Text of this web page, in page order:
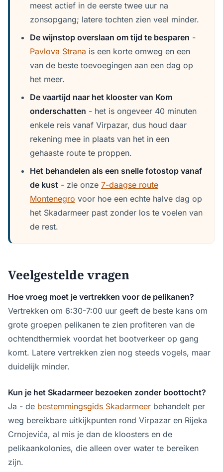
meest actief in de eerste twee uur na
zonsopgang; latere tochten zien veel minder.
De wijnstop overslaan om tijd te besparen -
Pavlova Strana is een korte omweg en een
van de beste toevoegingen aan een dag op
het meer.
De vaartijd naar het klooster van Kom
onderschatten - het is ongeveer 40 minuten
enkele reis vanaf Virpazar, dus houd daar
rekening mee in plaats van het in een
gehaaste route te proppen.
Het behandelen als een snelle fotostop vanaf
de kust - zie onze 7-daagse route
Montenegro voor hoe een echte halve dag op
het Skadarmeer past zonder los te voelen van
de rest.
Veelgestelde vragen
Hoe vroeg moet je vertrekken voor de pelikanen?
Vertrekken om 6:30-7:00 uur geeft de beste kans om
grote groepen pelikanen te zien profiteren van de
ochtendthermiek voordat het bootverkeer op gang
komt. Latere vertrekken zien nog steeds vogels, maar
duidelijk minder.
Kun je het Skadarmeer bezoeken zonder boottocht?
Ja - de bestemmingsgids Skadarmeer behandelt per
weg bereikbare uitkijkpunten rond Virpazar en Rijeka
Crnojevića, al mis je dan de kloosters en de
pelikaankolonies, die alleen over water te bereiken
zijn.